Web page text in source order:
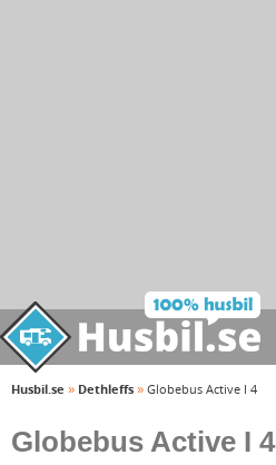
Husbil.se » Dethleffs » Globebus Active I 4
Globebus Active I 4